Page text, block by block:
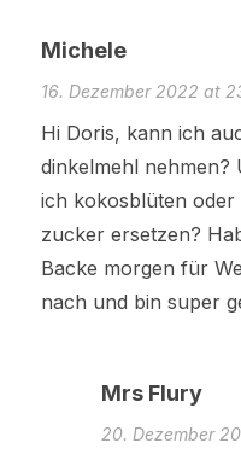
Michele
16. Dezember 2022 at
Hi Doris, kann ich
dinkelmehl nehmen?
ich kokosblüten
zucker ersetzen?
Backe morgen für
nach und bin super
Mrs Flury
20. Dezember